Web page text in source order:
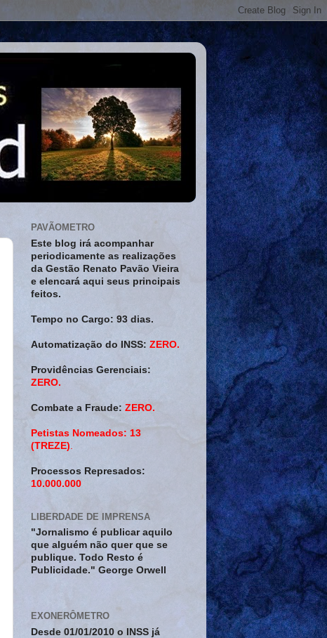
PAVÃOMETRO
Este blog irá acompanhar
periodicamente as realizações
da Gestão Renato Pavão Vieira
e elencará aqui seus principais
feitos.
Tempo no Cargo: 93 dias.
Automatização do INSS: ZERO.
Providências Gerenciais:
ZERO.
Combate a Fraude: ZERO.
Petistas Nomeados: 13
(TREZE)
Processos Represados:
10.000.000
LIBERDADE DE IMPRENSA
"Jornalismo é publicar aquilo
que alguém não quer que se
publique. Todo Resto é
Publicidade." George Orwell
EXONERÔMETRO
Desde 01/01/2010 o INSS já